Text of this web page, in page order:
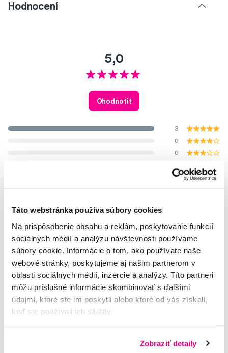
Táto webstránka používa súbory cookies
Na prispôsobenie obsahu a reklám, poskytovanie funkcií
sociálnych médií a analýzu návštevnosti používame
súbory cookie. Informácie o tom, ako používate naše
webové stránky, poskytujeme aj našim partnerom v
oblasti sociálnych médií, inzercie a analýzy. Títo partneri
môžu príslušné informácie skombinovať s ďalšími
údajmi, ktoré ste im poskytli alebo ktoré od vás získali,
keď ste používali ich služby.
Zobraziť detaily
Hodnocení
5,0
Ohodnotit
3
0
0
0
Potřebujete poradit?
Napište našim odborníkům